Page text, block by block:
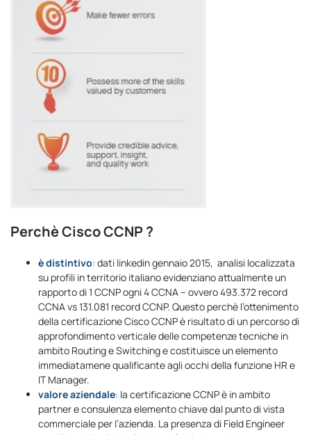
Perchè Cisco CCNP ?
è distintivo: dati linkedin gennaio 2015, analisi localizzata
su profili in territorio italiano evidenziano attualmente un
rapporto di 1 CCNP ogni 4 CCNA – ovvero 493.372 record
CCNA vs 131.081 record CCNP. Questo perchè l’ottenimento
della certificazione Cisco CCNP è risultato di un percorso di
approfondimento verticale delle competenze tecniche in
ambito Routing e Switching e costituisce un elemento
immediatamene qualificante agli occhi della funzione HR e
IT Manager.
valore aziendale: la certificazione CCNP è in ambito
partner e consulenza elemento chiave dal punto di vista
commerciale per l’azienda. La presenza di Field Engineer